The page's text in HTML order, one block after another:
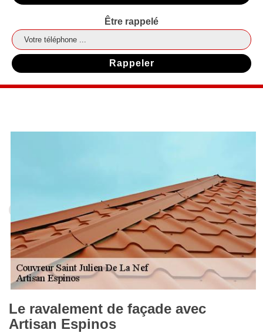
Être rappelé
Le ravalement de façade avec
Artisan Espinos